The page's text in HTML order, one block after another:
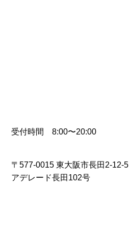
受付時間 8:00〜20:00
〒577-0015 東大阪市長田2-12-5
アデレード長田102号